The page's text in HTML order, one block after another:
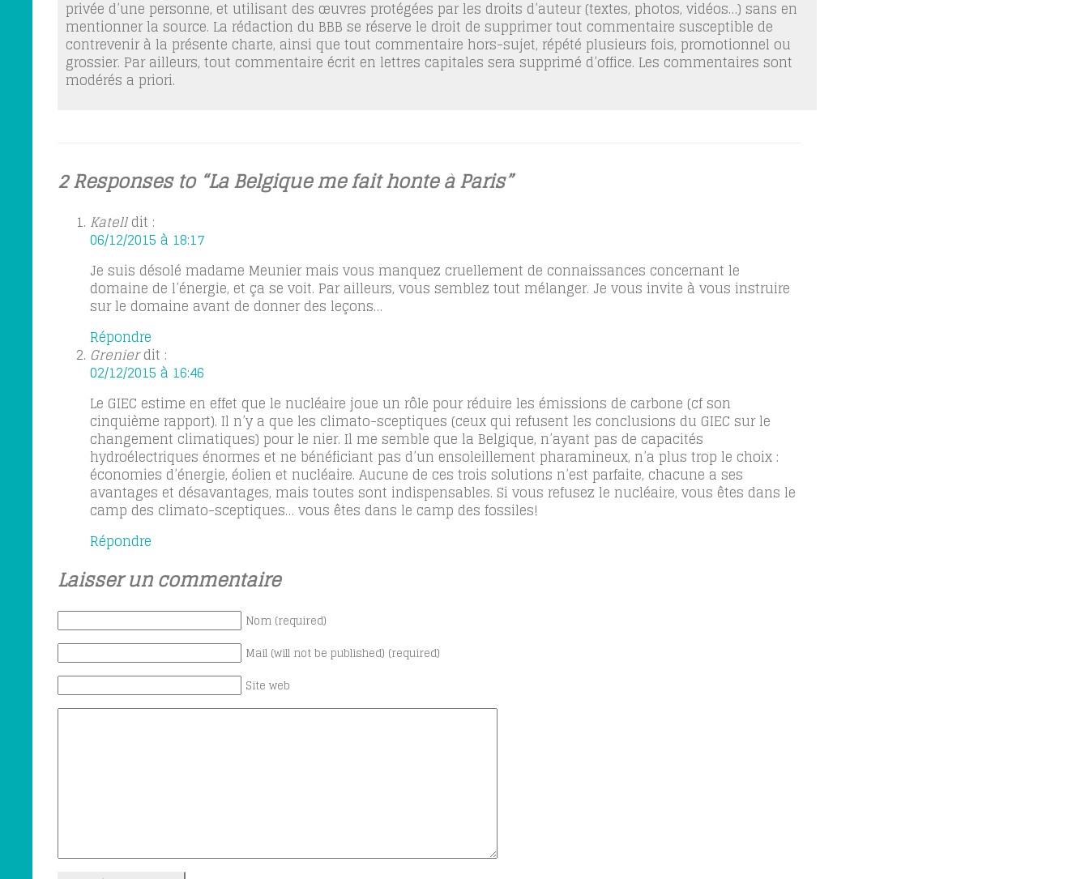
privée d’une personne, et utilisant des œuvres protégées par les droits d’auteur (textes, photos, vidéos…) sans en
mentionner la source. La rédaction du BBB se réserve le droit de supprimer tout commentaire susceptible de
contrevenir à la présente charte, ainsi que tout commentaire hors-sujet, répété plusieurs fois, promotionnel ou
grossier. Par ailleurs, tout commentaire écrit en lettres capitales sera supprimé d’office. Les commentaires sont
modérés a priori.
2 Responses to “La Belgique me fait honte à Paris”
Katell dit :
06/12/2015 à 18:17
Je suis désolé madame Meunier mais vous manquez cruellement de connaissances concernant le
domaine de l’énergie, et ça se voit. Par ailleurs, vous semblez tout mélanger. Je vous invite à vous instruire
sur le domaine avant de donner des leçons…
Répondre
Grenier dit :
02/12/2015 à 16:46
Le GIEC estime en effet que le nucléaire joue un rôle pour réduire les émissions de carbone (cf son
cinquième rapport). Il n’y a que les climato-sceptiques (ceux qui refusent les conclusions du GIEC sur le
changement climatiques) pour le nier. Il me semble que la Belgique, n’ayant pas de capacités
hydroélectriques énormes et ne bénéficiant pas d’un ensoleillement pharamineux, n’a plus trop le choix :
économies d’énergie, éolien et nucléaire. Aucune de ces trois solutions n’est parfaite, chacune a ses
avantages et désavantages, mais toutes sont indispensables. Si vous refusez le nucléaire, vous êtes dans le
camp des climato-sceptiques… vous êtes dans le camp des fossiles!
Répondre
Laisser un commentaire
Nom (required)
Mail (will not be published) (required)
Site web